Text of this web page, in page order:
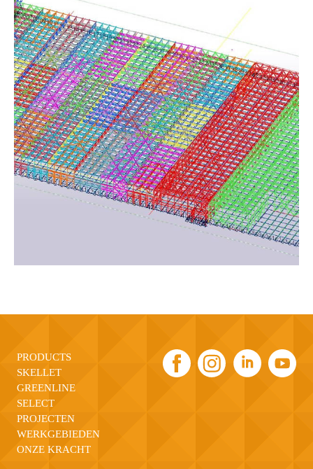
PRODUCTS
SKELLET
GREENLINE
SELECT
PROJECTEN
WERKGEBIEDEN
ONZE KRACHT